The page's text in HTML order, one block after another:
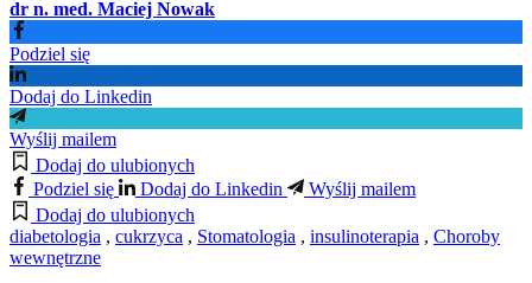
dr n. med. Maciej Nowak
Podziel się
Dodaj do Linkedin
Wyślij mailem
Dodaj do ulubionych
Podziel się
Dodaj do Linkedin
Wyślij mailem
Dodaj do ulubionych
diabetologia , cukrzyca , Stomatologia , insulinoterapia , Choroby
wewnętrzne